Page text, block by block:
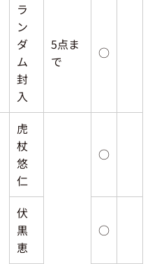
ラ
ン
ダ
ム
封
入
5点ま
で
○
虎
杖
悠
仁
○
伏
黒
恵
○